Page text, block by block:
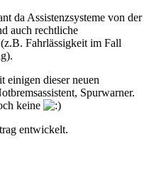
da Assistenzsysteme von der
auch rechtliche
Fahrlässigkeit im Fall
einigen dieser neuen
Spurwarner.
keine
entwickelt.